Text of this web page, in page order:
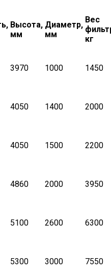
Высота,
мм
Диаметр,
мм
Вес
кг
3970 1000 1450
4050 1400 2000
4050 1500 2200
4860 2000 3950
5100 2600 6300
5300 3000 7550